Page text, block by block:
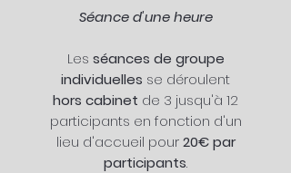
Séance d'une heure
Les séances de groupe
individuelles se déroulent
hors cabinet de 3 jusqu'à 12
participants en fonction d'un
lieu d'accueil pour20€ par
participants.